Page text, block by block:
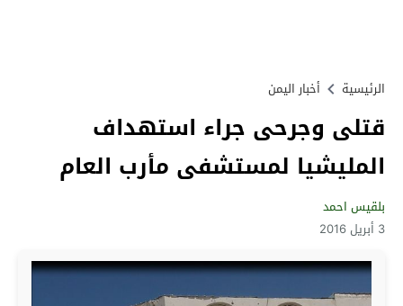
الرئيسية أخبار اليمن
قتلى وجرحى جراء استهداف
المليشيا لمستشفى مأرب العام
بلقيس احمد
3 أبريل 2016